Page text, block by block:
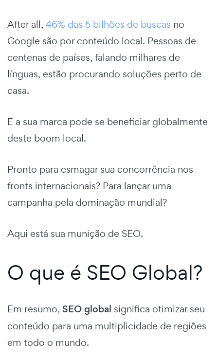
After all, 46% das 5 bilhões de buscas no
Google são por conteúdo local. Pessoas de
centenas de países, falando milhares de
línguas, estão procurando soluções perto de
casa.
E a sua marca pode se beneficiar globalmente
deste boom local.
Pronto para esmagar sua concorrência nos
fronts internacionais? Para lançar uma
campanha pela dominação mundial?
Aqui está sua munição de SEO.
O que é SEO Global?
Em resumo, SEO global significa otimizar seu
conteúdo para uma multiplicidade de regiões
em todo o mundo.